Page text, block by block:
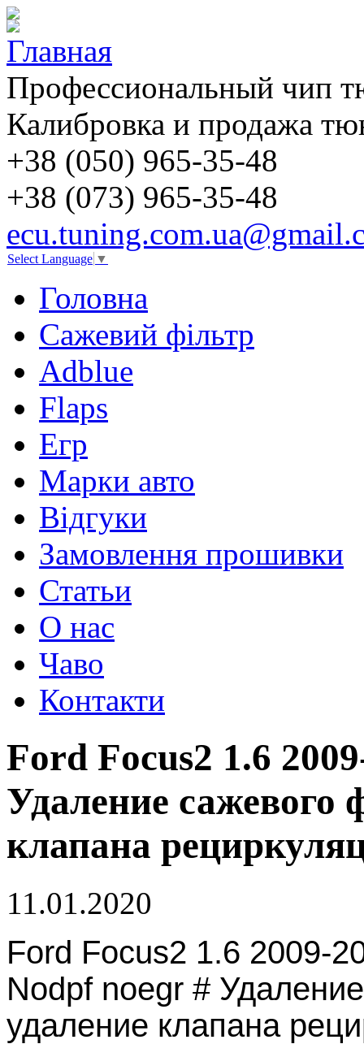
Профессиональный чип
Калибровка и продажа
+38 (050) 965-35-48
+38 (073) 965-35-48
Select Language ▼
Головна
Сажевий фільтр
Adblue
Flaps
Егр
Марки авто
Відгуки
Замовлення прошивки
Статьи
О нас
Чаво
Контакти
Ford Focus2 1.6
Удаление сажевого
клапана
11.01.2020
Ford Focus2 1.6 2009-
Nodpf noegr #
удаление клапана